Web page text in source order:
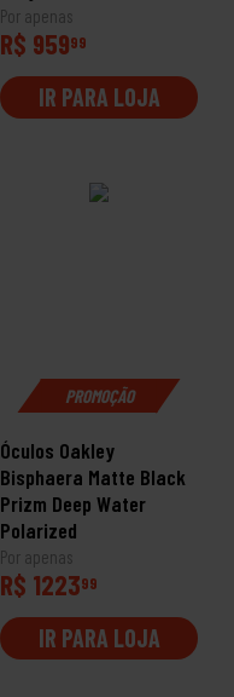
Por apenas
R$ 95999
IR PARA LOJA
PROMOÇÃO
Óculos Oakley
Bisphaera Matte Black
Prizm Deep Water
Polarized
Por apenas
R$ 122399
IR PARA LOJA